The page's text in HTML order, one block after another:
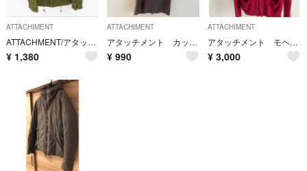
ATTACHIMENT
ATTACHMENT/アタッチメント ワークジャケット カーキ/1
¥ 1,380
ATTACHIMENT
アタッチメント カットソー
¥ 990
ATTACHIMENT
アタッチメント モヘアカーディガン
¥ 3,000